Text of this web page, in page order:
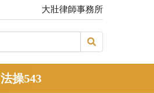
大壯律師事務所
法操543